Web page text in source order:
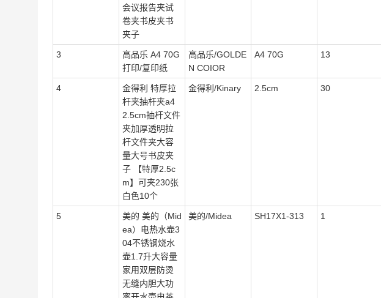
会议报告夹试
卷夹书皮夹书
夹子
3
高品乐 A4 70G
打印/复印纸
高品乐/GOLDE
N COIOR
A4 70G 13
4
金得利 特厚拉
杆夹抽杆夹a4
2.5cm抽杆文件
夹加厚透明拉
杆文件夹大容
量大号书皮夹
子 【特厚2.5c
m】可夹230张
白色10个
金得利/Kinary 2.5cm 30
5
美的 美的（Mid
ea）电热水壶3
04不锈钢烧水
壶1.7升大容量
家用双层防烫
无缝内胆大功
美的/Midea SH17X1-313 1